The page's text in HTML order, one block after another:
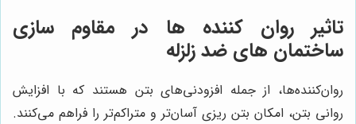
تاثیر روان کننده ها در مقاوم سازی
ساختمان های ضد زلزله
روان‌کننده‌ها، از جمله افزودنی‌های بتن هستند که با افزایش
روانی بتن، امکان بتن ریزی آسان‌تر و متراکم‌تر را فراهم می‌کنند.